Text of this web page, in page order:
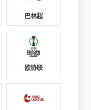
巴林超
欧协联